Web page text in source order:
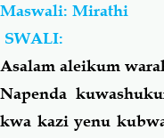
Shirki & Kufru
Salaf Wa Ummah
Fiqh-Ibaadah
Maswali: Mirathi
SWALI:
Asalam aleikum
Napenda
kwa kazi yenu